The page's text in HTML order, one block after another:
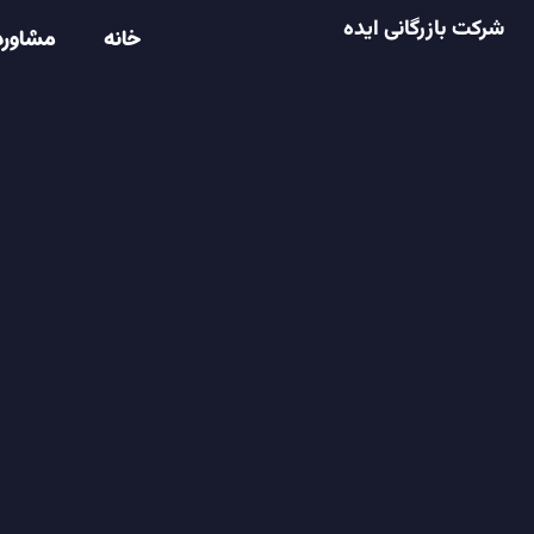
شرکت بازرگانی ایده خانه